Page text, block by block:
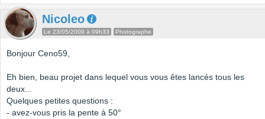
Nicoleo
Le 23/05/2009 à 09h33 Photographe
Bonjour Ceno59,
Eh bien, beau projet dans lequel vous vous êtes lancés tous les
deux...
Quelques petites questions :
- avez-vous pris la pente à 50°